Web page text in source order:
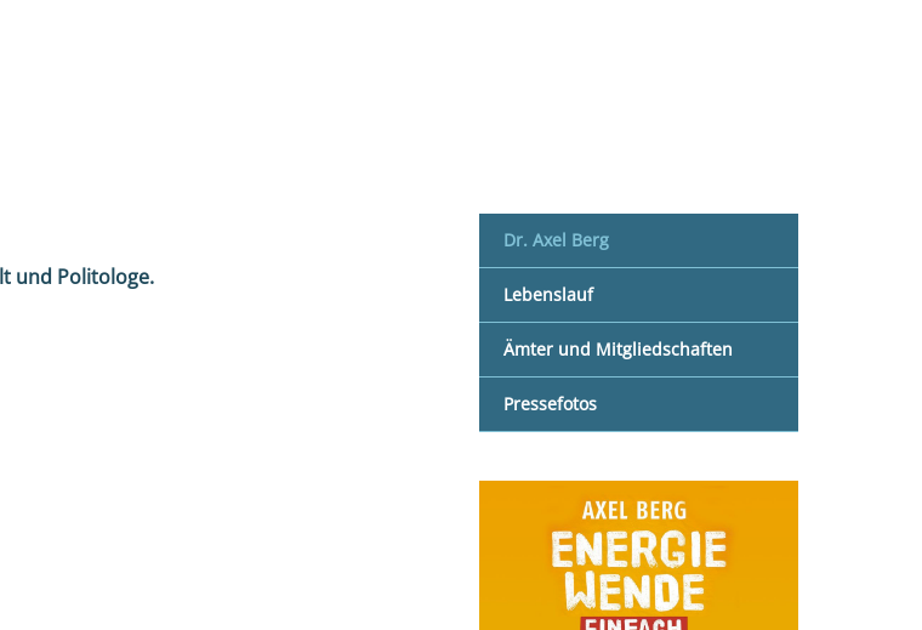
und Politologe.
Dr. Axel Berg
Lebenslauf
Ämter und Mitgliedschaften
Pressefotos